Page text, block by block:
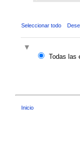
Seleccionar todo
Todas las
Inicio